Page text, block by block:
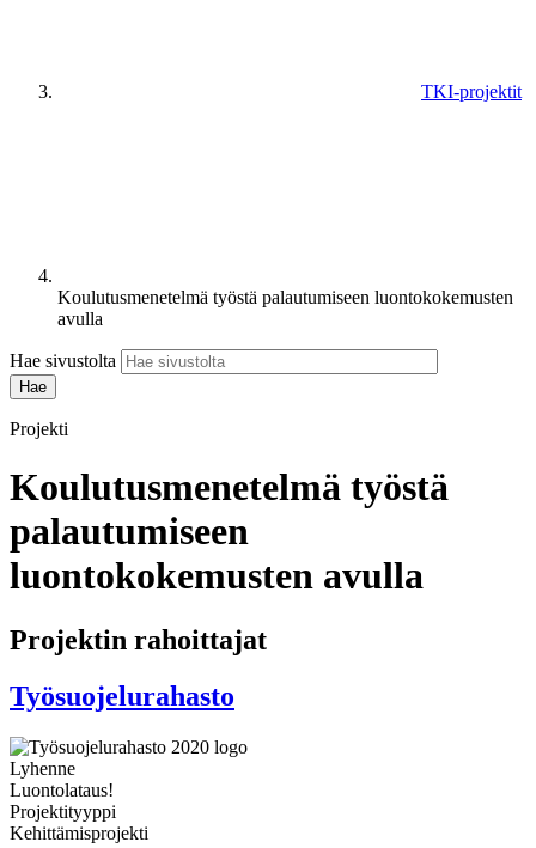
TKI-projektit
Koulutusmenetelmä työstä palautumiseen luontokokemusten
avulla
Hae sivustolta
Projekti
Koulutusmenetelmä työstä
palautumiseen
luontokokemusten avulla
Projektin rahoittajat
Työsuojelurahasto
Lyhenne
Luontolataus!
Projektityyppi
Kehittämisprojekti